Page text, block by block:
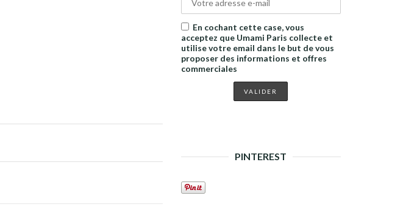
En cochant cette case, vous
acceptez que Umami Paris collecte et
utilise votre email dans le but de vous
proposer des informations et offres
commerciales
PINTEREST